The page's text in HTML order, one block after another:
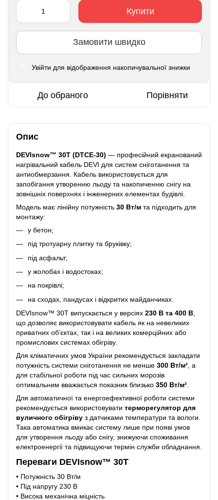
Купити
Замовити швидко
Увійти для відображення накопичувальної знижки
До обраного Порівняти
Опис
DEVIsnow™ 30T (DTCE-30) — професійний екранований
нагрівальний кабель DEVI для систем сніготанення та
антиобмерзання. Кабель використовується для
запобігання утворенню льоду та накопиченню снігу на
зовнішніх поверхнях і інженерних елементах будівлі.
Модель має лінійну потужність 30 Вт/м та підходить для
монтажу:
у бетон;
під тротуарну плитку та бруківку;
під асфальт;
у жолобах і водостоках;
на покрівлі;
на сходах, пандусах і відкритих майданчиках.
DEVIsnow™ 30T випускається у версіях 230 В та 400 В
що дозволяє використовувати кабель як на невеликих
приватних об’єктах, так і на великих комерційних або
промислових системах обігріву.
Для кліматичних умов України рекомендується закладати
потужність системи сніготанення не менше 300 Вт/м² , а
для стабільної роботи під час сильних морозів
оптимальним вважається показник близько 350 Вт/м²
Для автоматичної та енергоефективної роботи системи
рекомендується використовувати терморегулятор для
вуличного обігріву з датчиками температури та вологи.
Така автоматика вмикає систему лише при появі умов
для утворення льоду або снігу, знижуючи споживання
електроенергії та підвищуючи термін служби обладнання.
Переваги DEVIsnow™ 30T
• Потужність 30 Вт/м
• Під напругу 230 В
• Висока механічна міцність